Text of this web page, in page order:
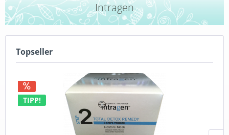
Intragen
Topseller
TIPP!